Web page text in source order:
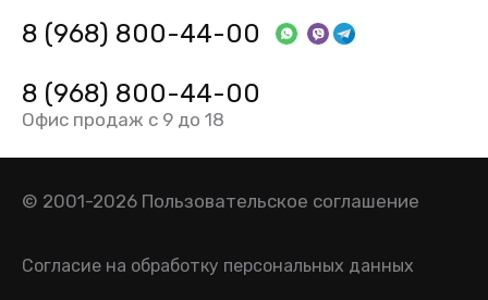
8 (968) 800-44-00
8 (968) 800-44-00
Офис продаж с 9 до 18
© 2001-2026 Пользовательское соглашение
Согласие на обработку персональных данных